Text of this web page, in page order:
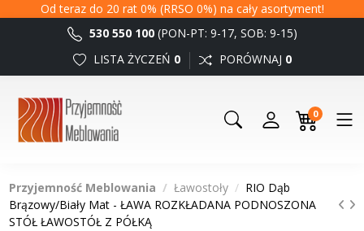
Od teraz do 20 rat 0% (RRSO 0%) na cały asortyment!
530 550 100 (PON-PT: 9-17, SOB: 9-15)
LISTA ŻYCZEŃ 0 PORÓWNAJ 0
0
Przyjemność Meblowania Ławostoły
RIO Dąb
Brązowy/Biały Mat - ŁAWA ROZKŁADANA PODNOSZONA
STÓŁ ŁAWOSTÓŁ Z PÓŁKĄ